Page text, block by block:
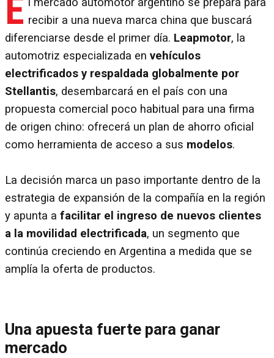
E recibir a una nueva marca china que buscará
diferenciarse desde el primer día. Leapmotor, la
automotriz especializada en vehículos
electrificados y respaldada globalmente por
Stellantis, desembarcará en el país con una
propuesta comercial poco habitual para una firma
de origen chino: ofrecerá un plan de ahorro oficial
como herramienta de acceso a sus modelos.
La decisión marca un paso importante dentro de la
estrategia de expansión de la compañía en la región
y apunta a facilitar el ingreso de nuevos clientes
a la movilidad electrificada, un segmento que
continúa creciendo en Argentina a medida que se
amplía la oferta de productos.
Una apuesta fuerte para ganar
mercado